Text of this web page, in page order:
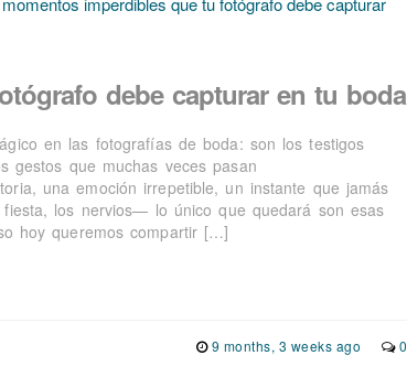
debe capturar en tu boda
en las fotografías de boda: son los testigos
gestos que muchas veces pasan
una emoción irrepetible, un instante que jamás
los nervios— lo único que quedará son esas
hoy queremos compartir […]
9 months, 3 weeks ago 0